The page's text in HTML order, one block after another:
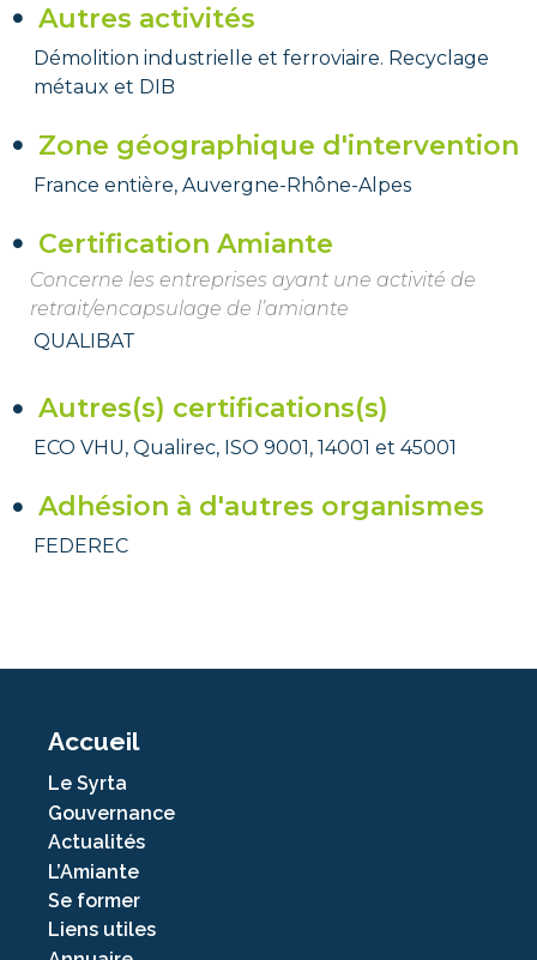
Autres activités
Démolition industrielle et ferroviaire. Recyclage
métaux et DIB
Zone géographique d'intervention
France entière, Auvergne-Rhône-Alpes
Certification Amiante
Concerne les entreprises ayant une activité de
retrait/encapsulage de l’amiante
QUALIBAT
Autres(s) certifications(s)
ECO VHU, Qualirec, ISO 9001, 14001 et 45001
Adhésion à d'autres organismes
FEDEREC
Accueil
Le Syrta
Gouvernance
Actualités
L’Amiante
Se former
Liens utiles